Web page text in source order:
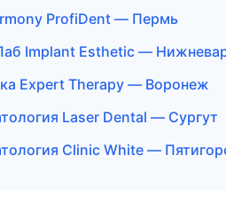
ProfiDent — Пермь
Implant Esthetic —
Expert Therapy — Воронеж
Laser Dental — Сургут
Clinic White —